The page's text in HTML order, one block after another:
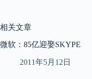
相关文章
微软：85亿迎娶SKYPE
2011年5月12日